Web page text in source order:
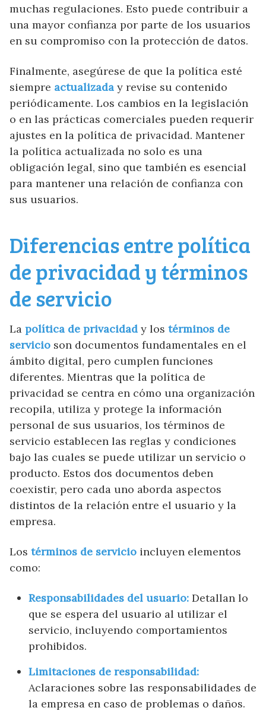
muchas regulaciones. Esto puede contribuir a
una mayor confianza por parte de los usuarios
en su compromiso con la protección de datos.
Finalmente, asegúrese de que la política esté
siempre actualizada y revise su contenido
periódicamente. Los cambios en la legislación
o en las prácticas comerciales pueden requerir
ajustes en la política de privacidad. Mantener
la política actualizada no solo es una
obligación legal, sino que también es esencial
para mantener una relación de confianza con
sus usuarios.
Diferencias entre política
de privacidad y términos
de servicio
La política de privacidad y los términos de
servicio son documentos fundamentales en el
ámbito digital, pero cumplen funciones
diferentes. Mientras que la política de
privacidad se centra en cómo una organización
recopila, utiliza y protege la información
personal de sus usuarios, los términos de
servicio establecen las reglas y condiciones
bajo las cuales se puede utilizar un servicio o
producto. Estos dos documentos deben
coexistir, pero cada uno aborda aspectos
distintos de la relación entre el usuario y la
empresa.
Los términos de servicio incluyen elementos
como:
Responsabilidades del usuario: Detallan lo
que se espera del usuario al utilizar el
servicio, incluyendo comportamientos
prohibidos.
Limitaciones de responsabilidad:
Aclaraciones sobre las responsabilidades de
la empresa en caso de problemas o daños.